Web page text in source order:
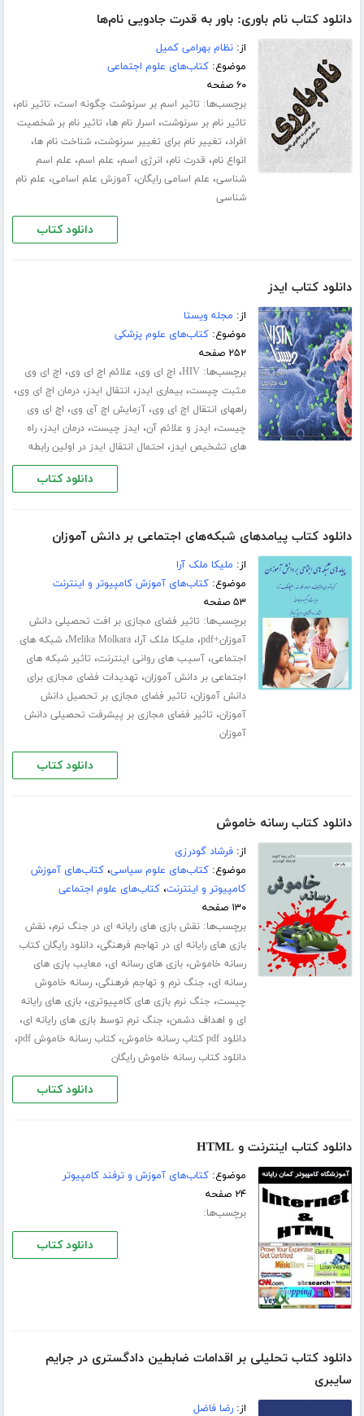
دانلود کتاب نام باوری: باور به قدرت جادویی نام‌ها
از:نظام بهرامی کمیل
موضوع:کتاب‌های علوم اجتماعی
۶۰ صفحه
برچسب‌ها: تاثیر اسم بر سرنوشت چگونه است، تاثیر نام،
تاثیر نام بر سرنوشت، اسرار نام ها، تاثیر نام بر شخصیت
افراد، تغییر نام برای تغییر سرنوشت،شناخت نام ها،
انواع نام، قدرت نام، انرژی اسم، علم اسم، علم اسم
شناسی، علم اسامی رایگان،آموزش علم اسامی، علم نام
شناسی
دانلود کتاب
دانلود کتاب ایدز
از: مجله ویستا
موضوع:کتاب‌های علوم پزشکی
۲۵۲ صفحه
برچسب‌ها:HIV، اچ ای وی، علائم اچ ای وی، اچ ای وی
مثبت چیست،بیماری ایدز، انتقال ایدز،درمان اچ ای وی،
راههای انتقال اچ ای وی،آزمایش اچ آی وی، اچ ای وی
چیست، ایدز و علائم آن، ایدز چیست،درمان ایدز،راه
های تشخیص ایدز، احتمال انتقال ایدز در اولین رابطه
دانلود کتاب
دانلود کتاب پیامدهای شبکه‌های اجتماعی بر دانش آموزان
از: ملیکا ملک آرا
موضوع:کتاب‌های آموزش کامپیوتر و اینترنت
۵۳ صفحه
برچسب‌ها: تاثیر فضای مجازی بر افت تحصیلی دانش
آموزان+pdf
، ملیکا ملک آرا،Melika Molkara،شبکه های
اجتماعی،آسیب های روانی اینترنت، تاثیر شبکه های
اجتماعی بر دانش آموزان، تهدیدات فضای مجازی برای
دانش آموزان، تاثیر فضای مجازی بر تحصیل دانش
آموزان، تاثیر فضای مجازی بر پیشرفت تحصیلی دانش
آموزان
دانلود کتاب
دانلود کتاب رسانه خاموش
از:فرشاد گودرزی
موضوع:کتاب‌های علوم سیاسی،کتاب‌های آموزش
کامپیوتر و اینترنت،کتاب‌های علوم اجتماعی
۱۳۰ صفحه
برچسب‌ها:نقش بازی های رایانه ای در جنگ نرم،نقش
بازی های رایانه ای در تهاجم فرهنگی،دانلود رایگان کتاب
رسانه خاموش،بازی های رسانه ای، معایب بازی های
رسانه ای، جنگ نرم و تهاجم فرهنگی،رسانه خاموش
چیست، جنگ نرم بازی های کامپیوتری،بازی های رایانه
ای و اهداف دشمن، جنگ نرم توسط بازی های رایانه ای،
دانلود pdf کتاب رسانه خاموش ،کتاب رسانه خاموش pdf ،
دانلود کتاب رسانه خاموش رایگان
دانلود کتاب
دانلود کتاب اینترنت و HTML
موضوع:کتاب‌های آموزش و ترفند کامپیوتر
۲۴ صفحه
برچسب‌ها:
دانلود کتاب
دانلود کتاب تحلیلی بر اقدامات ضابطین دادگستری در جرایم
سایبری
از:رضا فاضل